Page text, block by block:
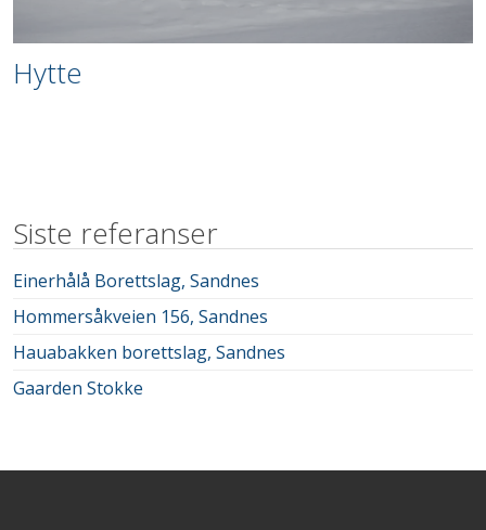
Hytte
Siste referanser
Einerhålå Borettslag, Sandnes
Hommersåkveien 156, Sandnes
Hauabakken borettslag, Sandnes
Gaarden Stokke